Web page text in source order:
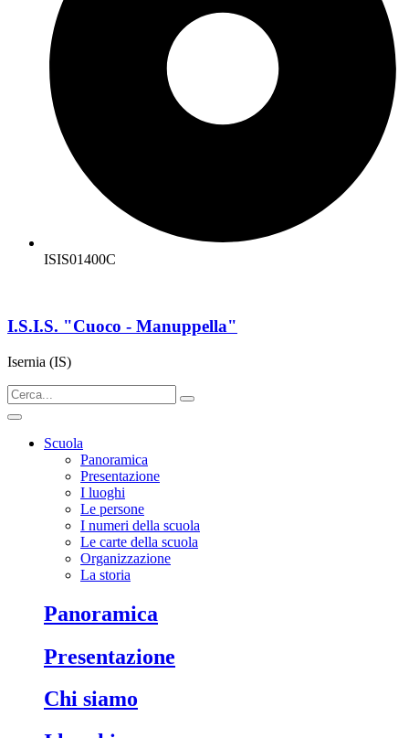
ISIS01400C
I.S.I.S. "Cuoco - Manuppella"
Isernia (IS)
Scuola
Panoramica
Presentazione
I luoghi
Le persone
I numeri della scuola
Le carte della scuola
Organizzazione
La storia
panoramica
presentazione
chi siamo